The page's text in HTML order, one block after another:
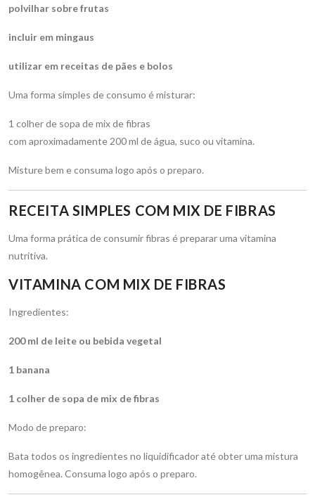
polvilhar sobre frutas
incluir em mingaus
utilizar em receitas de pães e bolos
Uma forma simples de consumo é misturar:
1 colher de sopa de mix de fibras
com aproximadamente 200 ml de água, suco ou vitamina.
Misture bem e consuma logo após o preparo.
RECEITA SIMPLES COM MIX DE FIBRAS
Uma forma prática de consumir fibras é preparar uma vitamina
nutritiva.
VITAMINA COM MIX DE FIBRAS
Ingredientes:
200 ml de leite ou bebida vegetal
1 banana
1 colher de sopa de mix de fibras
Modo de preparo:
Bata todos os ingredientes no liquidificador até obter uma mistura
homogênea. Consuma logo após o preparo.